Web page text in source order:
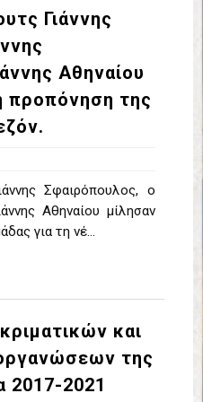
τελικό
ΣΤΟ ΕΑΚ ΒΟΛΟΥ
επανήλθε στην
ΔΑΣ (19.30) & ΕΡΜΗΣ
την Φιλία
Νίκαιας/Ρέντη
55-67 (video της
ΕΣΚΑΝΑ για την κατάκτηση
με απίστευτη ανατροπή από
Γιάννης
Αθηναίου
προπόνηση της
Σφαιρόπουλος, ο
Αθηναίου μίλησαν
για τη νέ...
και
της
2017-2021